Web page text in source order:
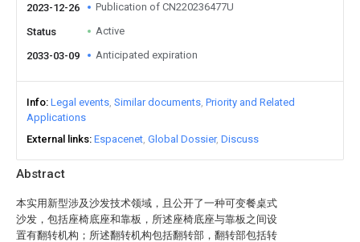
Abstract
本实用新型涉及沙发技术领域，且公开了一种可变餐桌式
沙发，包括座椅底座和靠板，所述座椅底座与靠板之间设
置有翻转机构；所述翻转机构包括翻转部，翻转部包括转
2023-12-26 Publication of CN220236477U
Status Active
2033-03-09 Anticipated expiration
Info Legal events Similar documents Priority and Related
Applications
External links Espacenet Global Dossier Discuss